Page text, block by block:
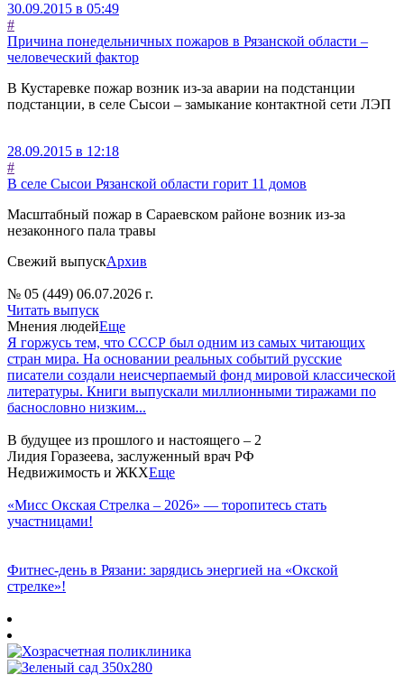
30.09.2015 в 05:49
#
Причина понедельничных пожаров в Рязанской области –
человеческий фактор
В Кустаревке пожар возник из-за аварии на подстанции
подстанции, в селе Сысои – замыкание контактной сети ЛЭП
28.09.2015 в 12:18
#
В селе Сысои Рязанской области горит 11 домов
Масштабный пожар в Сараевском районе возник из-за
незаконного пала травы
Свежий выпускАрхив
№ 05 (449) 06.07.2026 г.
Читать выпуск
Мнения людейЕще
Я горжусь тем, что СССР был одним из самых читающих
стран мира. На основании реальных событий русские
писатели создали неисчерпаемый фонд мировой классической
литературы. Книги выпускали миллионными тиражами по
баснословно низким...
В будущее из прошлого и настоящего – 2
Лидия Горазеева, заслуженный врач РФ
Недвижимость и ЖКХЕще
«Мисс Окская Стрелка – 2026» — торопитесь стать
участницами!
Фитнес‑день в Рязани: зарядись энергией на «Окской
стрелке»!